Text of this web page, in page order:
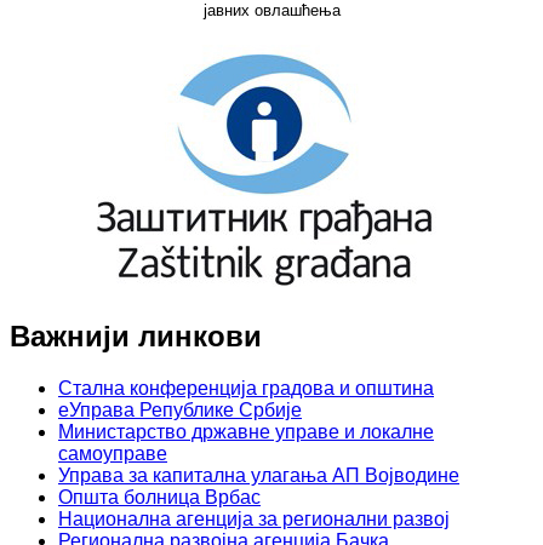
јавних овлашћења
Важнији линкови
Стална конференција градова и општина
еУправа Републике Србије
Министарство државне управе и локалне
самоуправе
Управа за капитална улагања АП Војводине
Општа болница Врбас
Национална агенција за регионални развој